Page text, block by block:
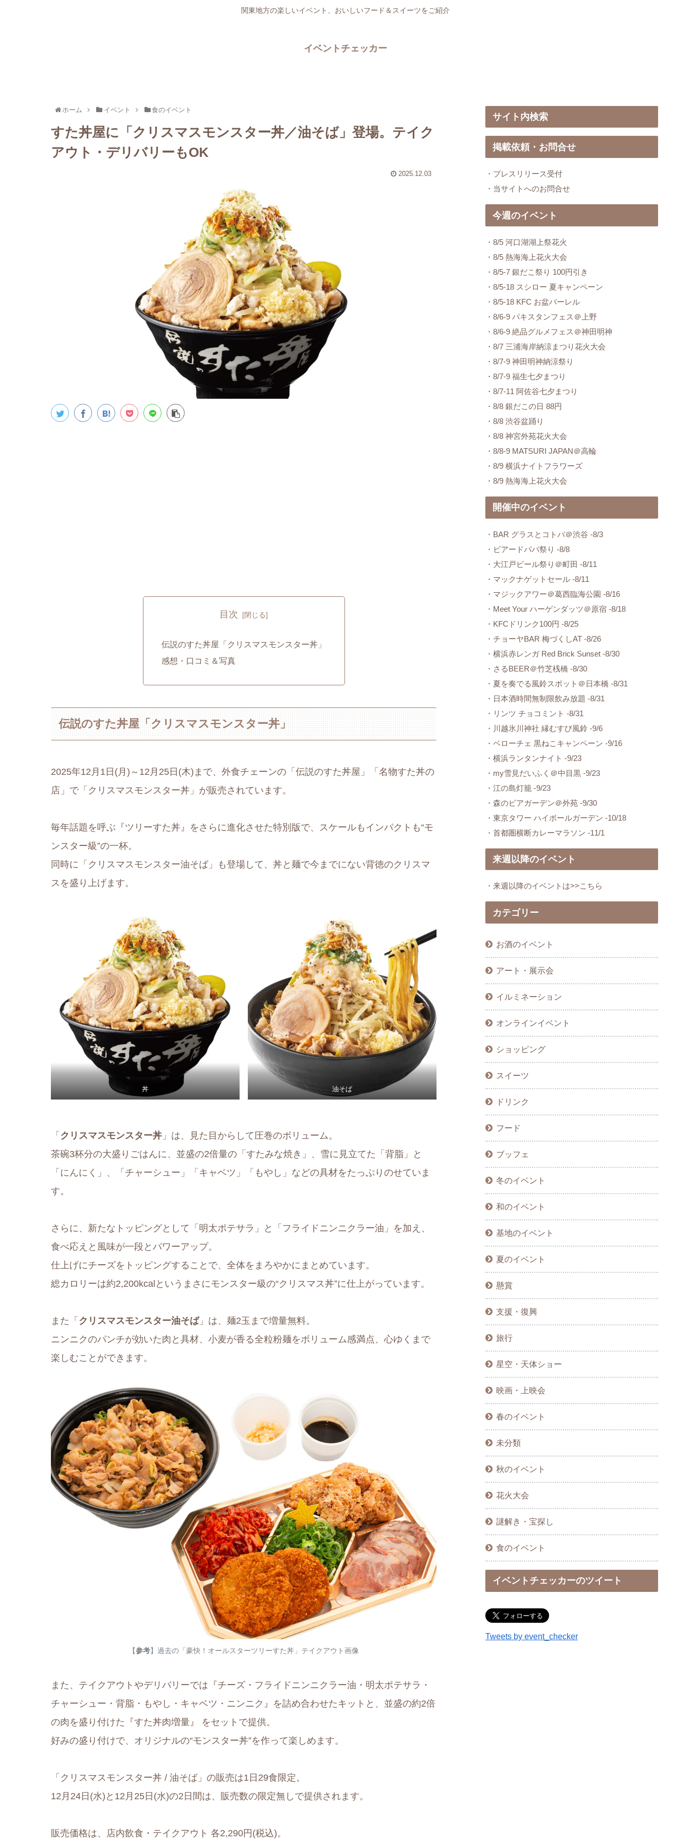
関東地方の楽しいイベント、おいしいフード＆スイーツをご紹介
イベントチェッカー
ホーム イベント 食のイベント
すた丼屋に「クリスマスモンスター丼／油そば」登場。テイク
アウト・デリバリーもOK
2025.12.03
目次
伝説のすた丼屋「クリスマスモンスター丼」
感想・口コミ＆写真
伝説のすた丼屋「クリスマスモンスター丼」
2025年12月1日(月)～12月25日(木)まで、外食チェーンの「伝説のすた丼屋」「名物すた丼の
店」で「クリスマスモンスター丼」が販売されています。
毎年話題を呼ぶ『ツリーすた丼』をさらに進化させた特別版で、スケールもインパクトも“モ
ンスター級”の一杯。
同時に「クリスマスモンスター油そば」も登場して、丼と麺で今までにない背徳のクリスマ
スを盛り上げます。
丼 油そば
「 クリスマスモンスター丼 」は、見た目からして圧巻のボリューム。
茶碗3杯分の大盛りごはんに、並盛の2倍量の「すたみな焼き」、雪に見立てた「背脂」と
「にんにく」、「チャーシュー」「キャベツ」「もやし」などの具材をたっぷりのせていま
す。
さらに、新たなトッピングとして「明太ポテサラ」と「フライドニンニクラー油」を加え、
食べ応えと風味が一段とパワーアップ。
仕上げにチーズをトッピングすることで、全体をまろやかにまとめています。
総カロリーは約2,200kcalというまさにモンスター級の“クリスマス丼”に仕上がっています。
また「 クリスマスモンスター油そば」は、麺2玉まで増量無料。
ニンニクのパンチが効いた肉と具材、小麦が香る全粒粉麺をボリューム感満点、心ゆくまで
楽しむことができます。
【参考】過去の「豪快！オールスターツリーすた丼」テイクアウト画像
また、テイクアウトやデリバリーでは『チーズ・フライドニンニクラー油・明太ポテサラ・
チャーシュー・背脂・もやし・キャベツ・ニンニク』を詰め合わせたキットと、並盛の約2倍
の肉を盛り付けた『すた丼肉増量』 をセットで提供。
好みの盛り付けで、オリジナルの“モンスター丼”を作って楽しめます。
「クリスマスモンスター丼 / 油そば」の販売は1日29食限定。
12月24日(水)と12月25日(水)の2日間は、販売数の限定無しで提供されます。
販売価格は、店内飲食・テイクアウト 各2,290円(税込)。
サイト内検索
掲載依頼・お問合せ
・プレスリリース受付
・当サイトへのお問合せ
今週のイベント
・8/5 河口湖湖上祭花火
・8/5 熱海海上花火大会
・8/5-7 銀だこ祭り 100円引き
・8/5-18 スシロー 夏キャンペーン
・8/5-18 KFC お盆バーレル
・8/6-9 パキスタンフェス＠上野
・8/6-9 絶品グルメフェス＠神田明神
・8/7 三浦海岸納涼まつり花火大会
・8/7-9 神田明神納涼祭り
・8/7-9 福生七夕まつり
・8/7-11 阿佐谷七夕まつり
・8/8 銀だこの日 88円
・8/8 渋谷盆踊り
・8/8 神宮外苑花火大会
・8/8-9 MATSURI JAPAN＠高輪
・8/9 横浜ナイトフラワーズ
・8/9 熱海海上花火大会
開催中のイベント
・BAR グラスとコトバ＠渋谷 -8/3
・ビアードパパ祭り -8/8
・大江戸ビール祭り＠町田 -8/11
・マックナゲットセール -8/11
・マジックアワー＠葛西臨海公園 -8/16
・Meet Your ハーゲンダッツ＠原宿 -8/18
・KFCドリンク100円 -8/25
・チョーヤBAR 梅づくしAT -8/26
・横浜赤レンガ Red Brick Sunset -8/30
・さるBEER＠竹芝桟橋 -8/30
・夏を奏でる風鈴スポット＠日本橋 -8/31
・日本酒時間無制限飲み放題 -8/31
・リンツ チョコミント -8/31
・川越氷川神社 縁むすび風鈴 -9/6
・ベローチェ 黒ねこキャンペーン -9/16
・横浜ランタンナイト -9/23
・my雪見だいふく＠中目黒 -9/23
・江の島灯籠 -9/23
・森のビアガーデン＠外苑 -9/30
・東京タワー ハイボールガーデン -10/18
・首都圏横断カレーマラソン -11/1
来週以降のイベント
・来週以降のイベントは>>こちら
カテゴリー
お酒のイベント
アート・展示会
イルミネーション
オンラインイベント
ショッピング
スイーツ
ドリンク
フード
ブッフェ
冬のイベント
和のイベント
基地のイベント
夏のイベント
懸賞
支援・復興
旅行
星空・天体ショー
映画・上映会
春のイベント
未分類
秋のイベント
花火大会
謎解き・宝探し
食のイベント
イベントチェッカーのツイート
Tweets by event_checker